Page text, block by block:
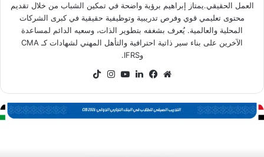
العمل الحقيقي.يمتاز إبراهيم برؤية واضحة في تمكين الشباب من خلال تقديم
محتوى تعليمي قوي وفرص تدريبية وتوظيفية حقيقية في كبرى الشركات
المحلية والعالمية. يُعرف بشغفه بتطوير الذات، وسعيه الدائم لمساعدة
الآخرين على بناء سير ذاتية احترافية والتأهل المهني لشهادات كـ CMA
وIFRS.
موقعفيسبوكلينكدإن‫YouTube
انستقرام
برنامج
CIB